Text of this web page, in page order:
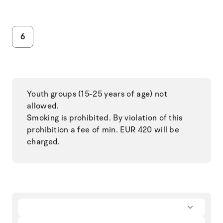
6
Youth groups (15-25 years of age) not
allowed.
Smoking is prohibited. By violation of this
prohibition a fee of min. EUR 420 will be
charged.